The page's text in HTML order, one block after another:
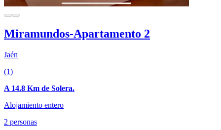
Miramundos-Apartamento 2
Jaén
(1)
A 14.8 Km de Solera.
Alojamiento entero
2 personas